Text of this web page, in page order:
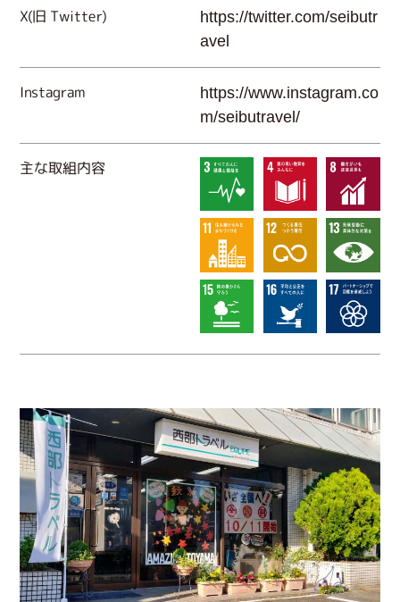
X(旧 Twitter)
https://twitter.com/seibutr
avel
Instagram
https://www.instagram.co
m/seibutravel/
主な取組内容